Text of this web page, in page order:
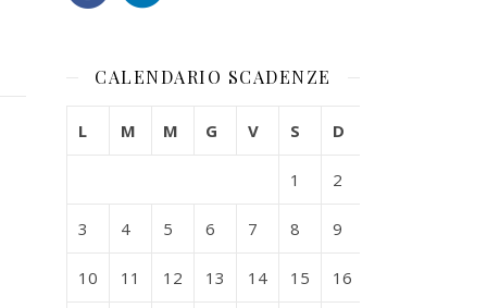
CALENDARIO SCADENZE
L M M G V S D
1 2
3 4 5 6 7 8 9
10 11 12 13 14 15 16